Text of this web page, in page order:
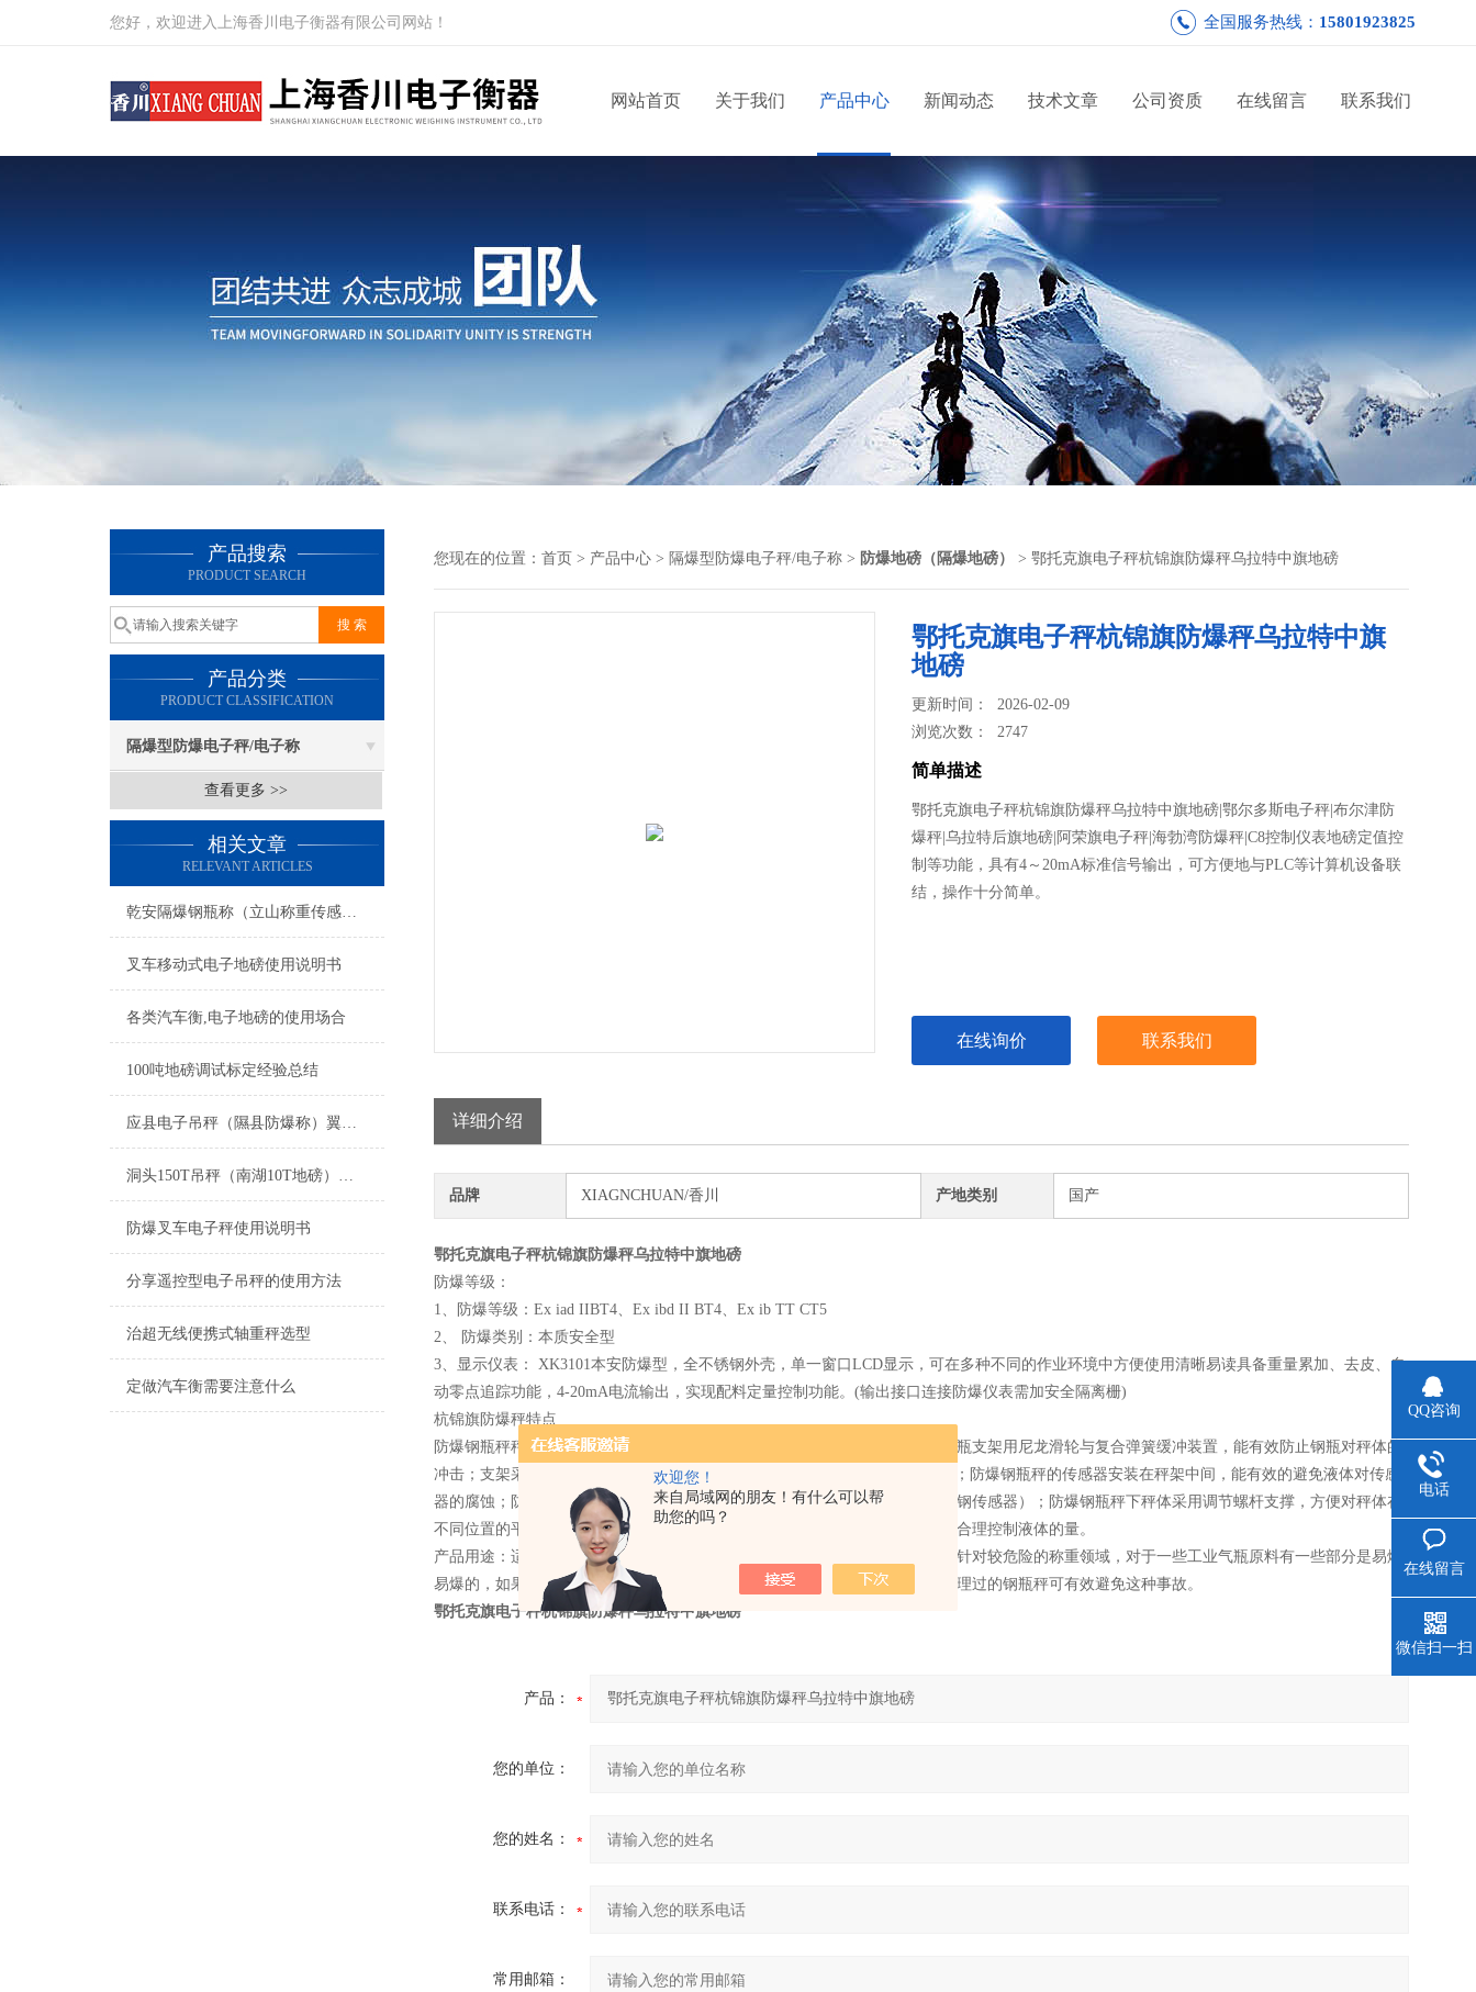
欢迎您！
来自局域网的朋友！有什么可以帮
助您的吗？
您好，欢迎进入上海香川电子衡器有限公司网站！ 全国服务热线： 15801923825
网站首页 关于我们 产品中心 新闻动态 技术文章 公司资质 在线留言 联系我们
产品搜索
PRODUCT SEARCH
产品分类
PRODUCT CLASSIFICATION
隔爆型防爆电子秤/电子称
查看更多 >>
相关文章
RELEVANT ARTICLES
乾安隔爆钢瓶称（立山称重传感器）长岭称重模块安装）法库防爆电子吊秤维修
叉车移动式电子地磅使用说明书
各类汽车衡,电子地磅的使用场合
100吨地磅调试标定经验总结
应县电子吊秤（隰县防爆称）翼城电子秤工厂）平遥隔爆电子地磅维修
洞头150T吊秤（南湖10T地磅）龙游100T汽车衡）上虞轨道秤维修
防爆叉车电子秤使用说明书
分享遥控型电子吊秤的使用方法
治超无线便携式轴重秤选型
定做汽车衡需要注意什么
您现在的位置： 首页 > 产品中心 > 隔爆型防爆电子秤/电子称 > 防爆地磅（隔爆地磅） > 鄂托克旗电子秤杭锦旗防爆秤乌拉特中旗地磅
鄂托克旗电子秤杭锦旗防爆秤乌拉特中旗
地磅
更新时间： 2026-02-09
浏览次数：2747
简单描述
鄂托克旗电子秤杭锦旗防爆秤乌拉特中旗地磅|鄂尔多斯电子秤|布尔津防
爆秤|乌拉特后旗地磅|阿荣旗电子秤|海勃湾防爆秤|C8控制仪表地磅定值控
制等功能，具有4～20mA标准信号输出，可方便地与PLC等计算机设备联
结，操作十分简单。
在线询价 联系我们
详细介绍
品牌 XIAGNCHUAN/香川 产地类别 国产
鄂托克旗电子秤杭锦旗防爆秤乌拉特中旗地磅
防爆等级：
1、防爆等级：Ex iad IIBT4、Ex ibd II BT4、Ex ib TT CT5
2、 防爆类别：本质安全型
3、显示仪表： XK3101本安防爆型，全不锈钢外壳，单一窗口LCD显示，可在多种不同的作业环境中方便使用清晰易读具备重量累加、去皮、自
动零点追踪功能，4-20mA电流输出，实现配料定量控制功能。(输出接口连接防爆仪表需加安全隔离栅)
杭锦旗防爆秤特点
防爆钢瓶秤秤体台面采用不锈钢钢板覆盖，可防止液体外泻时对秤体腐蚀；钢瓶支架用尼龙滑轮与复合弹簧缓冲装置，能有效防止钢瓶对秤体的
冲击；支架采用与钢瓶相吻合能根据钢瓶外形大小自动调整的 “V”形导向装置；防爆钢瓶秤的传感器安装在秤架中间，能有效的避免液体对传感
器的腐蚀；防爆钢瓶秤传感器外表采用塑封处理，防止腐蚀（也可选用全不锈钢传感器）；防爆钢瓶秤下秤体采用调节螺杆支撑，方便对秤体在
不同位置的平行调节；报警功能，当钢瓶重量达到下限设定值时会自动报警，合理控制液体的量。
产品用途：适用于化工、化肥、自来水、纺织印染、农药制造等行业，主要是针对较危险的称重领域，对于一些工业气瓶原料有一些部分是易燃
易爆的，如果衡器在使用中出现电火花现象就会导致事故的发生。使用防爆处理过的钢瓶秤可有效避免这种事故。
鄂托克旗电子秤杭锦旗防爆秤乌拉特中旗地磅
产品：
您的单位：
您的姓名：
联系电话：
常用邮箱：
QQ咨询
电话
在线留言
微信扫一扫